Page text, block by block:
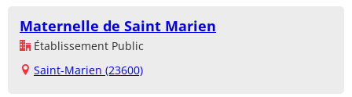
Maternelle de Saint Marien
Établissement Public
Saint-Marien (23600)